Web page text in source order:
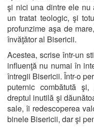
şi nici una dintre ele nu
un tratat teologic, şi
profunzime aşa de
învăţător al Bisericii.
Acestea, scrise într-un
influenţă nu numai în
întregii Bisericii. Într-o
puternic combătută
dreptul inutilă şi
sale, îi redescoperea
binele Bisericii, dar şi